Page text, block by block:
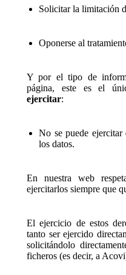
Solicitar la limitación
Oponerse al
Y por el tipo de
página, este es el
ejercitar:
No se puede
los datos.
En nuestra web
ejercitarlos siempre que
El ejercicio de estos
tanto ser ejercido
solicitándolo
ficheros (es decir, a